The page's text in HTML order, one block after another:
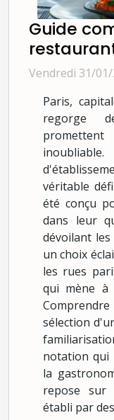
Guide
Vendredi 31/
Paris,
regorge
véritable
été conçu
dans leur
dévoilant
un choix
les rues
qui mène à
sélection
notation qui
la
repose sur
établi par